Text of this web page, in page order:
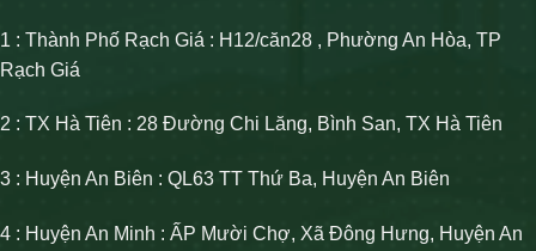
1 : Thành Phố Rạch Giá : H12/căn28 , Phường An Hòa, TP
Rạch Giá
2 : TX Hà Tiên : 28 Đường Chi Lăng, Bình San, TX Hà Tiên
3 : Huyện An Biên : QL63 TT Thứ Ba, Huyện An Biên
4 : Huyện An Minh : ẤP Mười Chợ, Xã Đông Hưng, Huyện An